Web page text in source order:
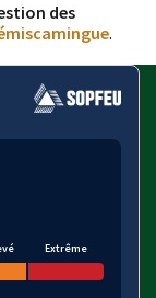
des
.
Extrême